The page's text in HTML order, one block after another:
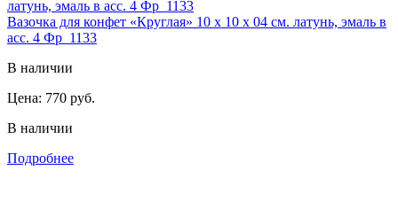
Вазочка для конфет «Круглая» 10 х 10 х 04 см. латунь, эмаль в
асс. 4 Фр_1133
В наличии
Цена: 770 руб.
В наличии
Подробнее